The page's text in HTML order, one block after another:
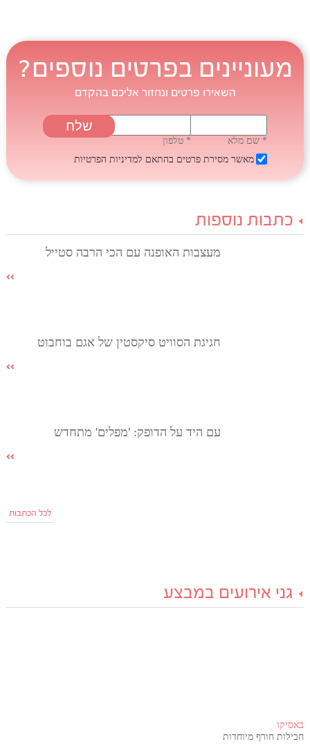
מעוניינים בפרטים נוספים?
השאירו פרטים ונחזור אליכם בהקדם
* שם מלא
* טלפון
מאשר מסירת פרטים בהתאם למדיניות הפרטיות
כתבות נוספות
מעצבות האופנה עם הכי הרבה סטייל
חגיגת הסוויט סיקסטין של אגם בוחבוט
עם היד על הדופק: 'מפלים' מתחדש
לכל הכתבות
גני אירועים במבצע
באסיקו
חבילות חורף מיוחדות